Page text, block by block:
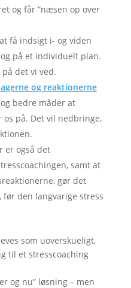
og får “næsen op over
få indsigt i- og viden
på et individuelt plan.
det vi ved.
og reaktionerne
bedre måder at
på. Det vil nedbringe,
er også det
samt at
gør det
den langvarige stress
som uoverskueligt,
til et stresscoaching
og nu” løsning – men